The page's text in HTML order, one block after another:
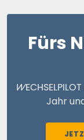
Fürs
WECHSELPILOT
Jahr